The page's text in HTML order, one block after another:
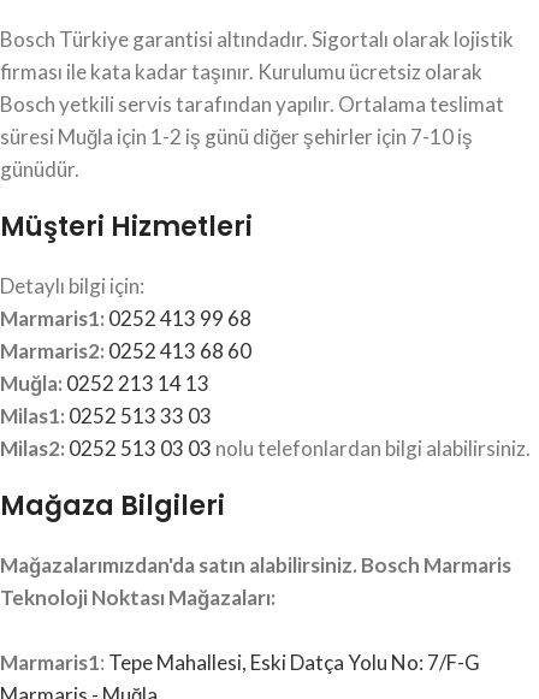
Bosch Türkiye garantisi altındadır. Sigortalı olarak lojistik
firması ile kata kadar taşınır. Kurulumu ücretsiz olarak
Bosch yetkili servis tarafından yapılır. Ortalama teslimat
süresi Muğla için 1-2 iş günü diğer şehirler için 7-10 iş
günüdür.
Müşteri Hizmetleri
Detaylı bilgi için:
Marmaris1: 0252 413 99 68
Marmaris2: 0252 413 68 60
Muğla: 0252 213 14 13
Milas1: 0252 513 33 03
Milas2: 0252 513 03 03 nolu telefonlardan bilgi alabilirsiniz.
Mağaza Bilgileri
Mağazalarımızdan'da satın alabilirsiniz. Bosch Marmaris
Teknoloji Noktası Mağazaları:
Marmaris1: Tepe Mahallesi, Eski Datça Yolu No: 7/F-G